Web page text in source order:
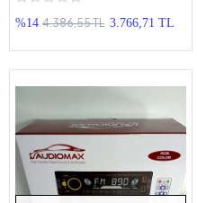
%14 4.386,55 TL 3.766,71 TL